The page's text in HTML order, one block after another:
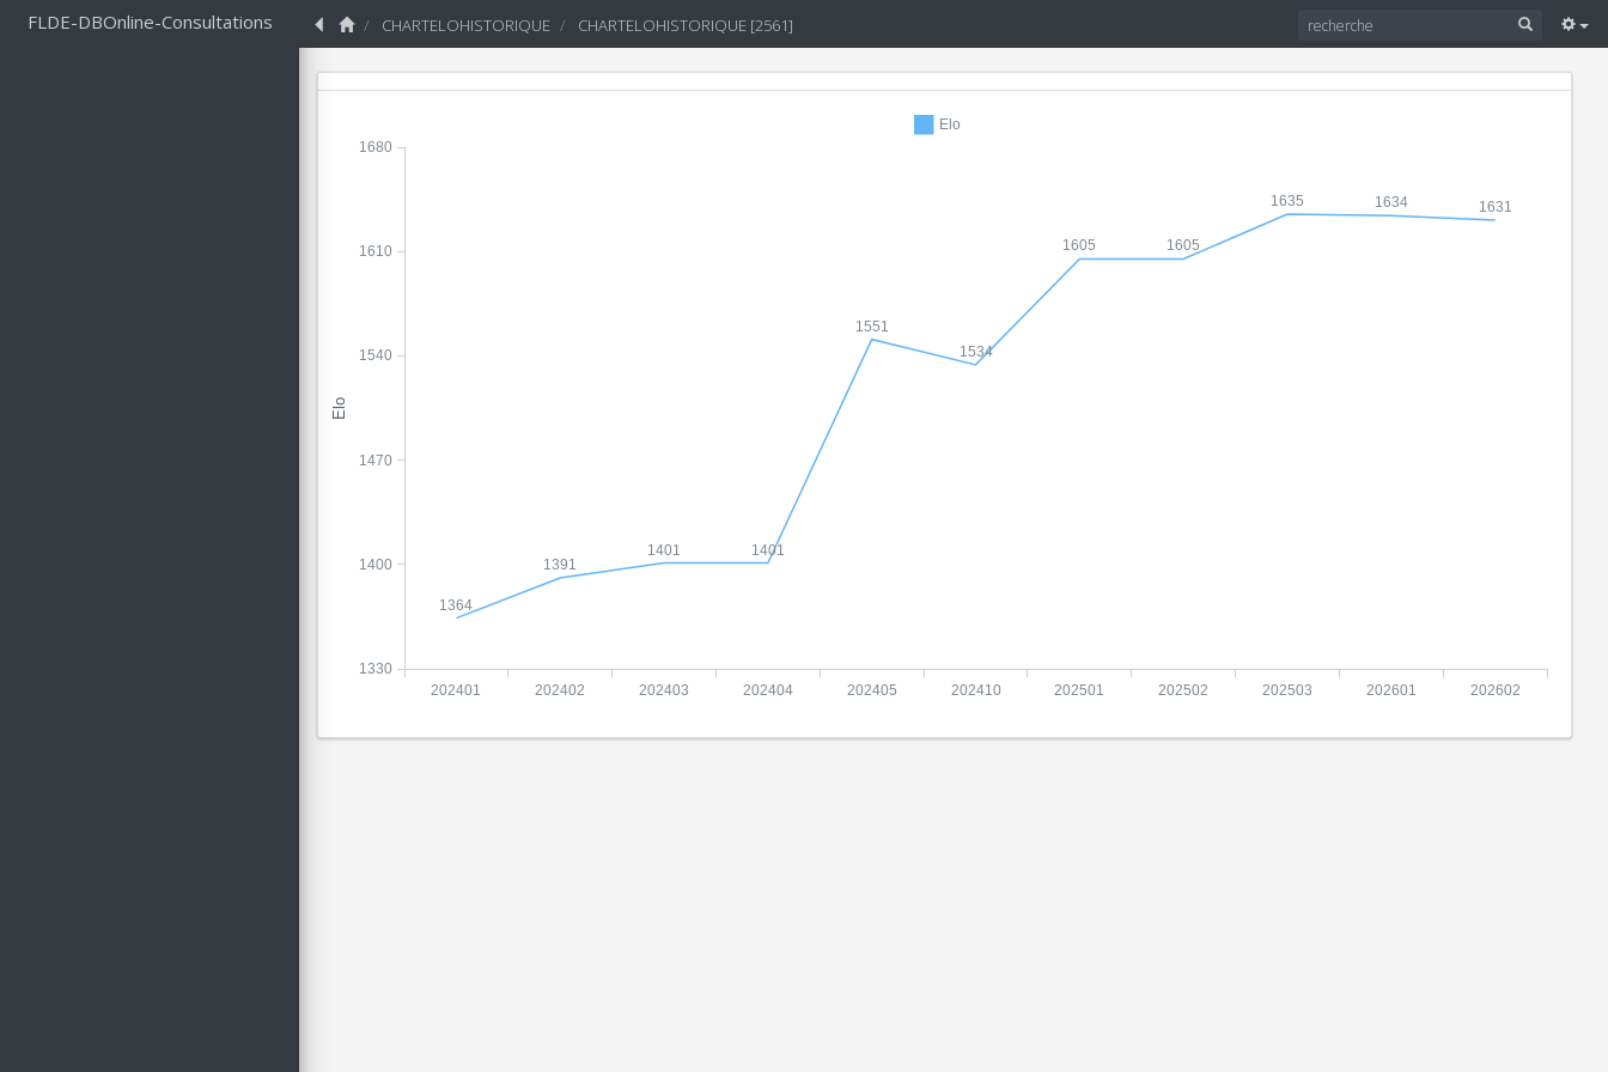
FLDE-DBOnline-Consultations CHARTELOHISTORIQUE CHARTELOHISTORIQUE [2561]
1364
1391
1401 1401
1551
1534
1605 1605
1635 1634 1631
202401 202402 202403 202404 202405 202410 202501 202502 202503 202601 202602
Elo
1330
1400
1470
1540
1610
1680
Elo